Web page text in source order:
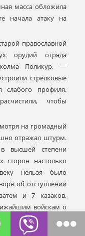
масса обложила
начала атаку на
православной
орудий отряда
Поликур, —
стрелковые
профиля.
чтобы
на громадный
отражал штурм.
высшей степени
сторон настолько
нельзя было
об отступлении
и 7 казаков,
войскам о
Не осталось
и майор принял